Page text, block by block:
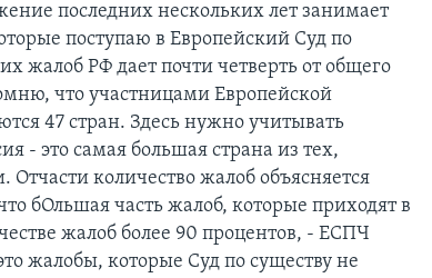
последних нескольких лет занимает
поступаю в Европейский Суд по
жалоб РФ дает почти четверть от общего
что участницами Европейской
47 стран. Здесь нужно учитывать
- это самая большая страна из тех,
количество жалоб объясняется
бОльшая часть жалоб, которые приходят в
жалоб более 90 процентов, - ЕСПЧ
жалобы, которые Суд по существу не